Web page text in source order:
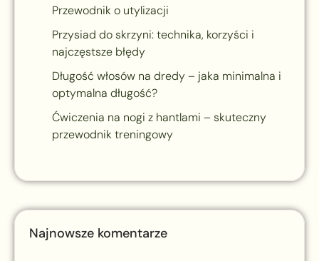
Przewodnik o utylizacji
Przysiad do skrzyni: technika, korzyści i
najczęstsze błędy
Długość włosów na dredy – jaka minimalna i
optymalna długość?
Ćwiczenia na nogi z hantlami – skuteczny
przewodnik treningowy
Najnowsze komentarze